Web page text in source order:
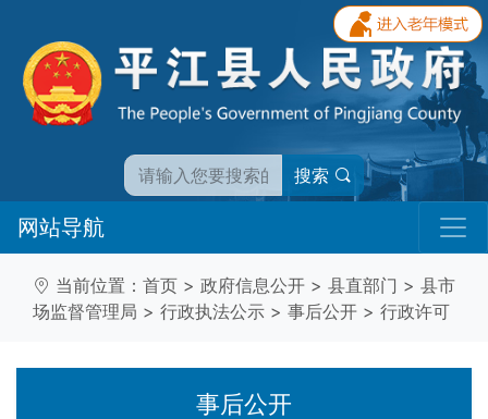
搜索
网站导航
当前位置： 首页 > 政府信息公开 > 县直部门 > 县市
场监督管理局 > 行政执法公示 > 事后公开 > 行政许可
事后公开